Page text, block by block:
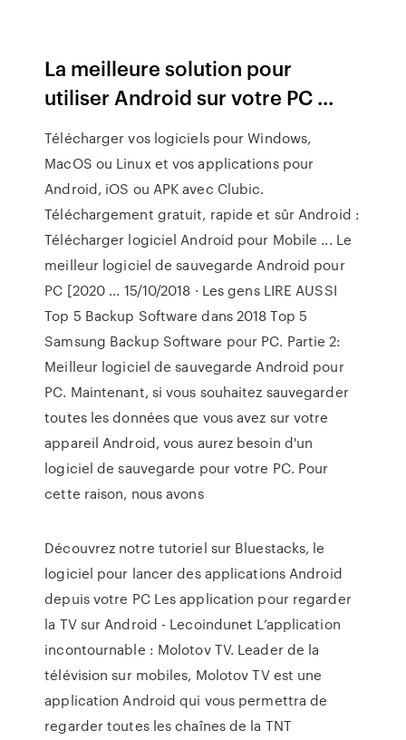
La meilleure solution pour
utiliser Android sur votre PC ...
Télécharger vos logiciels pour Windows,
MacOS ou Linux et vos applications pour
Android, iOS ou APK avec Clubic.
Téléchargement gratuit, rapide et sûr Android :
Télécharger logiciel Android pour Mobile ... Le
meilleur logiciel de sauvegarde Android pour
PC [2020 ... 15/10/2018 · Les gens LIRE AUSSI
Top 5 Backup Software dans 2018 Top 5
Samsung Backup Software pour PC. Partie 2:
Meilleur logiciel de sauvegarde Android pour
PC. Maintenant, si vous souhaitez sauvegarder
toutes les données que vous avez sur votre
appareil Android, vous aurez besoin d'un
logiciel de sauvegarde pour votre PC. Pour
cette raison, nous avons
Découvrez notre tutoriel sur Bluestacks, le
logiciel pour lancer des applications Android
depuis votre PC Les application pour regarder
la TV sur Android - Lecoindunet L’application
incontournable : Molotov TV. Leader de la
télévision sur mobiles, Molotov TV est une
application Android qui vous permettra de
regarder toutes les chaînes de la TNT